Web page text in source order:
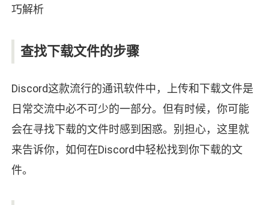
查找下载文件的步骤
Discord这款流行的通讯软件中，上传和下载文件是
日常交流中必不可少的一部分。但有时候，你可能
会在寻找下载的文件时感到困惑。别担心，这里就
来告诉你，如何在Discord中轻松找到你下载的文
件。